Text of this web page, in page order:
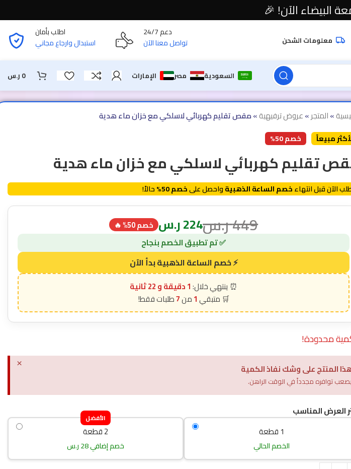
معلومات الشحن
دعم 24/7
تواصل معنا الآن
اطلب بأمان
استبدال وارجاع مجاني
السعودية مصر الإمارات 0 ر.س
»المتجر»عروض ترفيهية»مقص تقليم كهربائي لاسلكي مع خزان ماء هدية
مبيعاً خصم 50%
تقليم كهربائي لاسلكي مع خزان ماء هدية
الآن قبل انتهاءخصم الساعة الذهبيةواحصل علىخصم 50% حالاً!
449ر.س224ر.س خصم 50% 🔥
1 دقيقة و 21 ثانية
1
7
محدودة!
هذا المنتج على وشك نفاذ الكمية
توافره مجدداً في الوقت الراهن.
×
العرض المناسب
1 قطعة
الخصم الحالي
الأفضل
2 قطعة
خصم إضافي 28 ر.س
البيضاء الآن! 🎉